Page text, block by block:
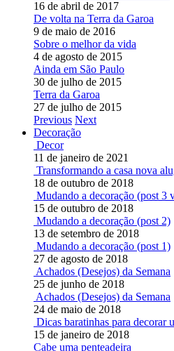
16 de abril de 2017
De volta na Terra da Garoa
9 de maio de 2016
Sobre o melhor da vida
4 de agosto de 2015
Ainda em São Paulo
30 de julho de 2015
Terra da Garoa
27 de julho de 2015
Previous Next
Decoração
Decor
11 de janeiro de 2021
Transformando a casa nova
18 de outubro de 2018
Mudando a decoração (post 3
15 de outubro de 2018
Mudando a decoração (post 2)
13 de setembro de 2018
Mudando a decoração (post 1)
27 de agosto de 2018
Achados (Desejos) da Semana
25 de junho de 2018
Achados (Desejos) da Semana
24 de maio de 2018
Dicas baratinhas para decorar
15 de janeiro de 2018
Cabe uma penteadeira